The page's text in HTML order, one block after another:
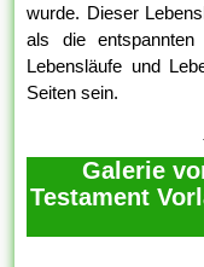
wurde. Dieser
als die entspannten
Lebensläufe und
Seiten sein.
Galerie
Testament